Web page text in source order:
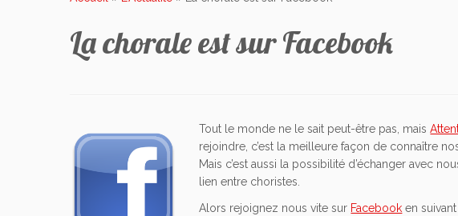
La chorale est sur Facebook
Tout le monde ne le sait peut-être pas, mais
rejoindre, c’est la meilleure façon de connaître
Mais c’est aussi la possibilité d’échanger avec
lien entre choristes.
Alors rejoignez nous vite sur Facebook en